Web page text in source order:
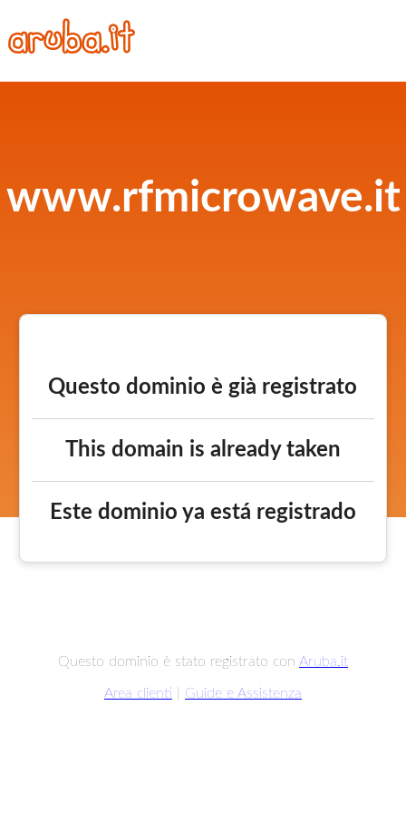
www.rfmicrowave.it
Questo dominio è già registrato
This domain is already taken
Este dominio ya está registrado
Questo dominio è stato registrato con Aruba.it
Area clienti Guide e Assistenza